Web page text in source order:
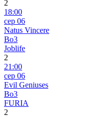
2
18:00
сер 06
Natus Vincere
Bo3
Joblife
2
21:00
сер 06
Evil Geniuses
Bo3
FURIA
2